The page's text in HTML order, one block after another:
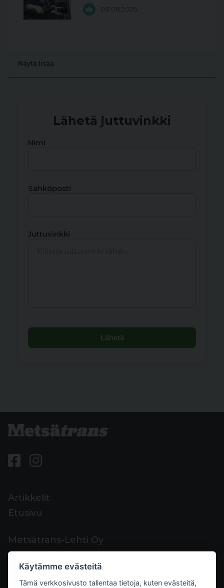
08.08.2026
Näytä lisää
Lähetä juttuvinkki
Nimi
Sähköposti
Juttuvinkki
Lähetä
Artikkelit
Etusivu
Metsätrans-Lehti Oy
Asiakaspalvelu
Yhteystiedot
Palaute
Käytämme evästeitä
Tämä verkkosivusto tallentaa tietoja, kuten evästeitä,